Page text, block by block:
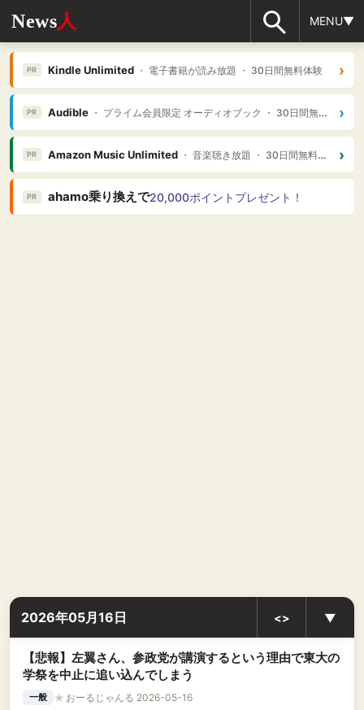
News人 MENU▼
PR Kindle Unlimited・ 電子書籍が読み放題 ・ 30日間無料体験 ›
PR Audible・ プライム会員限定 オーディオブック ・ 30日間無料体験 ›
PR Amazon Music Unlimited・ 音楽聴き放題 ・ 30日間無料体験 ›
PR ahamo乗り換えで20,000ポイントプレゼント！
2026年05月16日 <> ▼
【悲報】左翼さん、参政党が講演するという理由で東大の
学祭を中止に追い込んでしまう
一般 ★ おーるじゃんる 2026-05-16